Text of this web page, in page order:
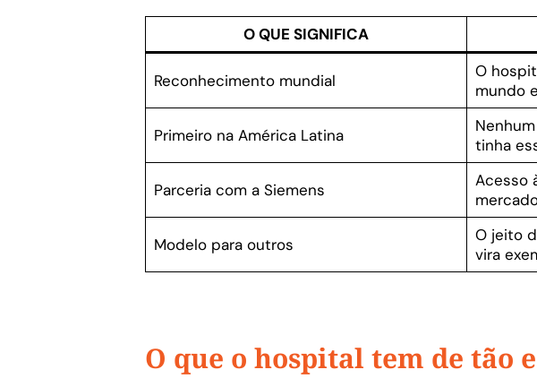
O QUE SIGNIFICA
Reconhecimento mundial
O
mundo
Primeiro na América Latina
tinha
Parceria com a Siemens
Acesso
Modelo para outros
O jeito
vira
O que o hospital tem de tão